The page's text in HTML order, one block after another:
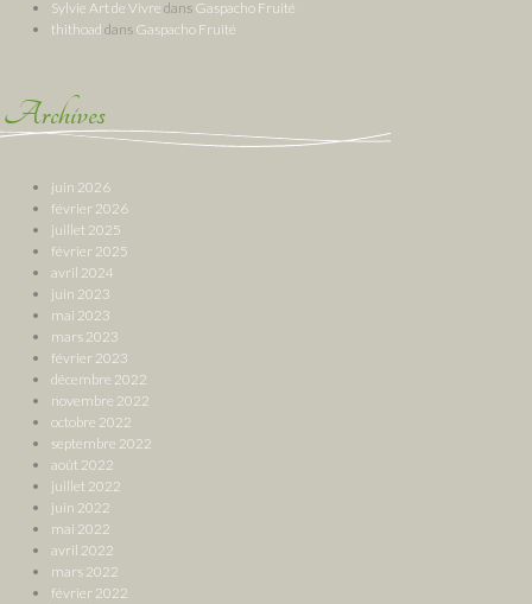
Sylvie Art de Vivre dans Gaspacho Fruité
thithoad dans Gaspacho Fruité
Archives
juin 2026
février 2026
juillet 2025
février 2025
avril 2024
juin 2023
mai 2023
mars 2023
février 2023
décembre 2022
novembre 2022
octobre 2022
septembre 2022
août 2022
juillet 2022
juin 2022
mai 2022
avril 2022
mars 2022
février 2022